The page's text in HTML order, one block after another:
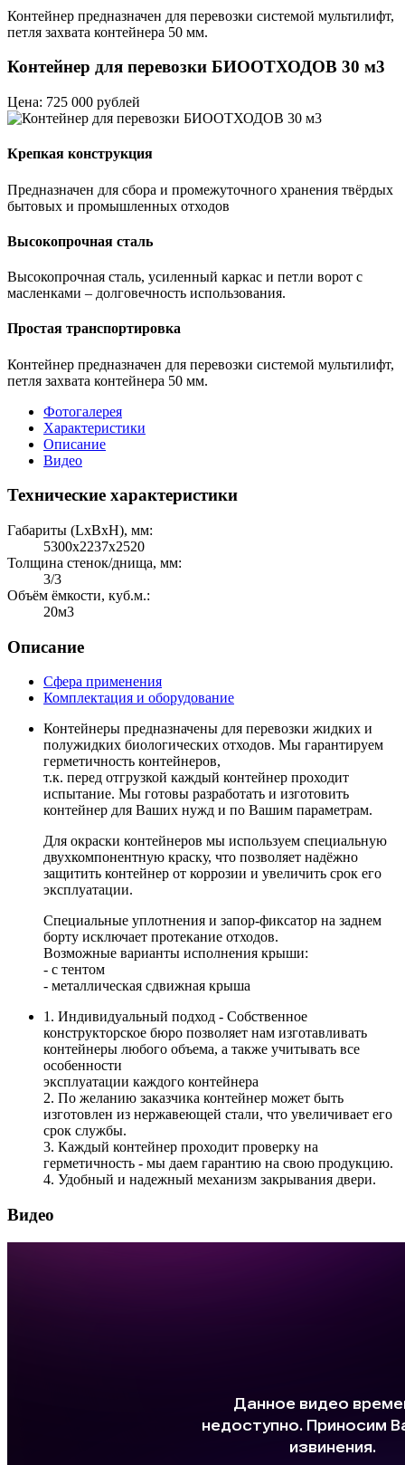
Контейнер предназначен для перевозки системой мультилифт,
петля захвата контейнера 50 мм.
Контейнер для перевозки БИООТХОДОВ 30 м3
Цена: 725 000 рублей
Крепкая конструкция
Предназначен для сбора и промежуточного хранения твёрдых
бытовых и промышленных отходов
Высокопрочная сталь
Высокопрочная сталь, усиленный каркас и петли ворот с
масленками – долговечность использования.
Простая транспортировка
Контейнер предназначен для перевозки системой мультилифт,
петля захвата контейнера 50 мм.
Фотогалерея
Характеристики
Описание
Видео
Технические характеристики
Габариты (LхBхH), мм:
5300х2237х2520
Толщина стенок/днища, мм:
3/3
Объём ёмкости, куб.м.:
20м3
Описание
Сфера применения
Комплектация и оборудование
Контейнеры предназначены для перевозки жидких и
полужидких биологических отходов. Мы гарантируем
герметичность контейнеров,
т.к. перед отгрузкой каждый контейнер проходит
испытание. Мы готовы разработать и изготовить
контейнер для Ваших нужд и по Вашим параметрам.
Для окраски контейнеров мы используем специальную
двухкомпонентную краску, что позволяет надёжно
защитить контейнер от коррозии и увеличить срок его
эксплуатации.
Специальные уплотнения и запор-фиксатор на заднем
борту исключает протекание отходов.
Возможные варианты исполнения крыши:
- с тентом
- металлическая сдвижная крыша
1. Индивидуальный подход - Собственное
конструкторское бюро позволяет нам изготавливать
контейнеры любого объема, а также учитывать все
особенности
эксплуатации каждого контейнера
2. По желанию заказчика контейнер может быть
изготовлен из нержавеющей стали, что увеличивает его
срок службы.
3. Каждый контейнер проходит проверку на
герметичность - мы даем гарантию на свою продукцию.
4. Удобный и надежный механизм закрывания двери.
Видео